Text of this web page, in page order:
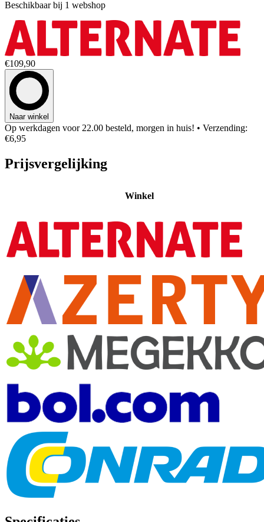
Beschikbaar bij 1 webshop
€109,90
Naar winkel
Op werkdagen voor 22.00 besteld, morgen in huis! • Verzending:
€6,95
Prijsvergelijking
Winkel